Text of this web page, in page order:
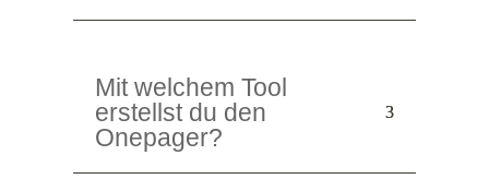
Mit welchem Tool
erstellst du den
Onepager?